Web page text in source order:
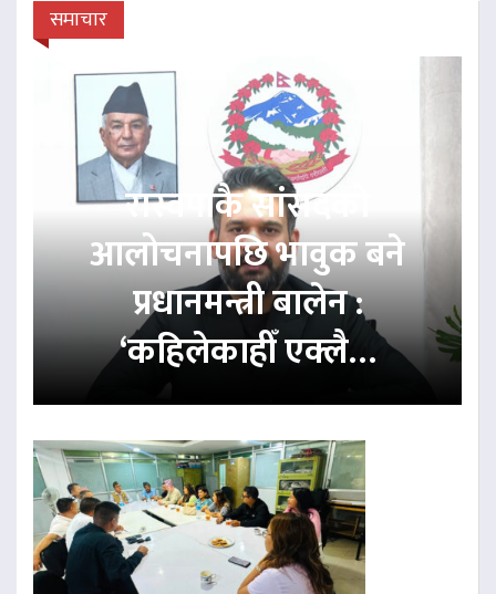
समाचार
रास्वपाकै सांसदको
आलोचनापछि भावुक बने
प्रधानमन्त्री बालेन :
‘कहिलेकाहीँ एक्लै…